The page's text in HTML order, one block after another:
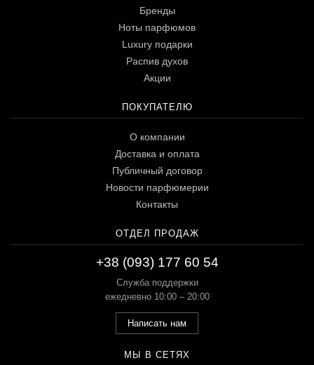
Бренды
Ноты парфюмов
Luxury подарки
Распив духов
Акции
ПОКУПАТЕЛЮ
О компании
Доставка и оплата
Публичный договор
Новости парфюмерии
Контакты
ОТДЕЛ ПРОДАЖ
+38 (093) 177 60 54
Служба поддержки
ежедневно 10:00 – 20:00
Написать нам
МЫ В СЕТЯХ